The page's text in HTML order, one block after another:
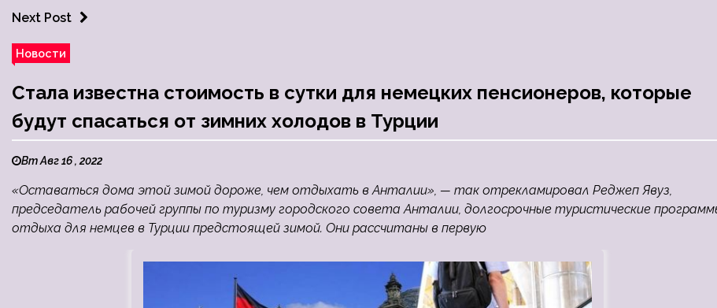
Next Post
Новости
Стала известна стоимость в сутки для немецких пенсионеров, которые
будут спасаться от зимних холодов в Турции
Вт Авг 16 , 2022
«Оставаться дома этой зимой дороже, чем отдыхать в Анталии», — так отрекламировал Реджеп Явуз,
председатель рабочей группы по туризму городского совета Анталии, долгосрочные туристические
отдыха для немцев в Турции предстоящей зимой. Они рассчитаны в первую